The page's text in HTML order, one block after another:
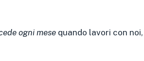
ogni mese quando lavori con